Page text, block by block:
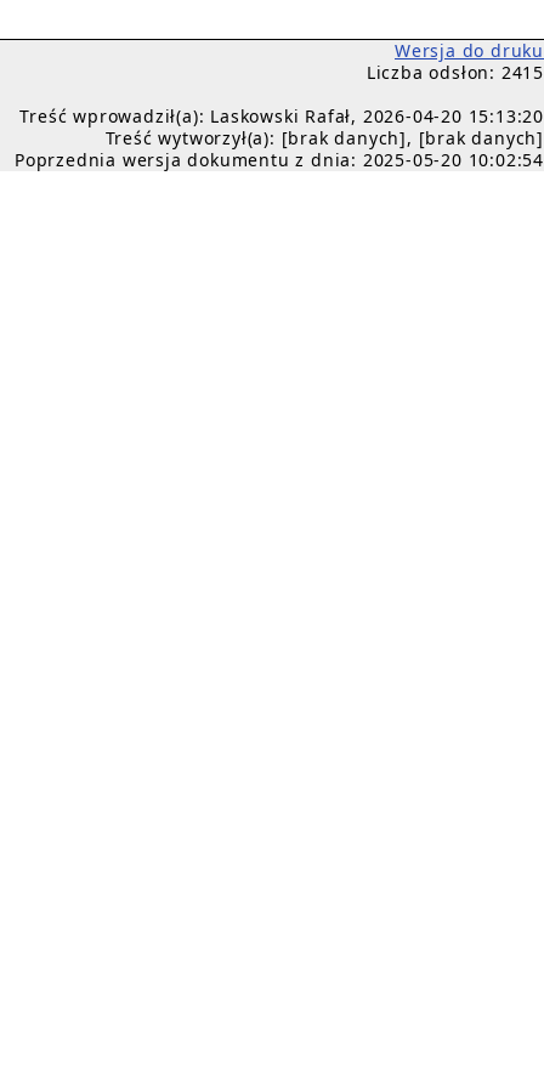
Wersja do druku
Liczba odsłon: 2415
Treść wprowadził(a): Laskowski Rafał, 2026-04-20 15:13:20
Treść wytworzył(a): [brak danych], [brak danych]
Poprzednia wersja dokumentu z dnia: 2025-05-20 10:02:54